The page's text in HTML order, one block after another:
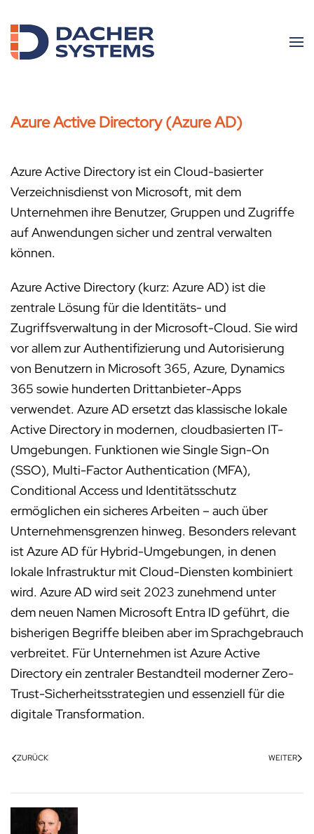
Skip to main content
Azure Active Directory (Azure AD)
Azure Active Directory ist ein Cloud-basierter
Verzeichnisdienst von Microsoft, mit dem
Unternehmen ihre Benutzer, Gruppen und Zugriffe
auf Anwendungen sicher und zentral verwalten
können.
Azure Active Directory (kurz: Azure AD) ist die
zentrale Lösung für die Identitäts- und
Zugriffsverwaltung in der Microsoft-Cloud. Sie wird
vor allem zur Authentifizierung und Autorisierung
von Benutzern in Microsoft 365, Azure, Dynamics
365 sowie hunderten Drittanbieter-Apps
verwendet. Azure AD ersetzt das klassische lokale
Active Directory in modernen, cloudbasierten IT-
Umgebungen. Funktionen wie Single Sign-On
(SSO), Multi-Factor Authentication (MFA),
Conditional Access und Identitätsschutz
ermöglichen ein sicheres Arbeiten – auch über
Unternehmensgrenzen hinweg. Besonders relevant
ist Azure AD für Hybrid-Umgebungen, in denen
lokale Infrastruktur mit Cloud-Diensten kombiniert
wird. Azure AD wird seit 2023 zunehmend unter
dem neuen Namen Microsoft Entra ID geführt, die
bisherigen Begriffe bleiben aber im Sprachgebrauch
verbreitet. Für Unternehmen ist Azure Active
Directory ein zentraler Bestandteil moderner Zero-
Trust-Sicherheitsstrategien und essenziell für die
digitale Transformation.
ZURÜCK WEITER